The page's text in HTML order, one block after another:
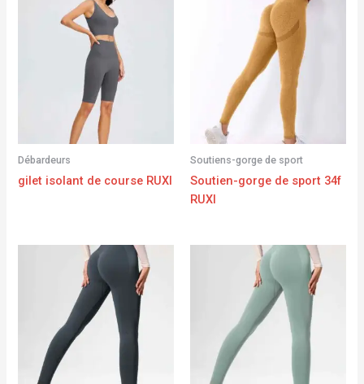
Débardeurs
gilet isolant de course RUXI
Soutiens-gorge de sport
Soutien-gorge de sport 34f
RUXI